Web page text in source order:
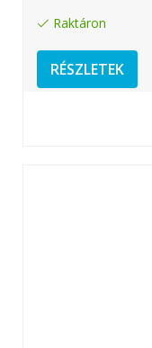
Raktáron
RÉSZLETEK